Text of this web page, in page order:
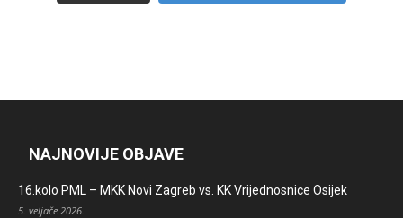
NAJNOVIJE OBJAVE
16.kolo PML – MKK Novi Zagreb vs. KK Vrijednosnice Osijek
5. veljače 2026.